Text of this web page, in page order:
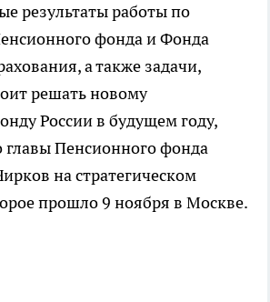
результаты работы по
фонда и Фонда
а также задачи,
решать новому
России в будущем году,
главы Пенсионного фонда
на стратегическом
прошло 9 ноября в Москве.